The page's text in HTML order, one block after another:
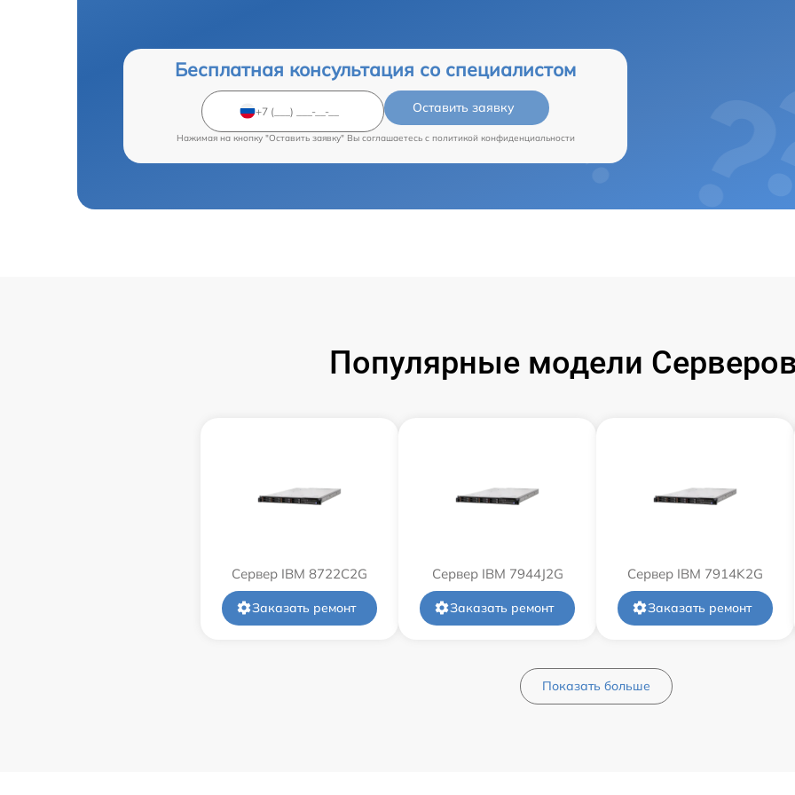
Бесплатная консультация со специалистом
Оставить заявку
Нажимая на кнопку "Оставить заявку" Вы соглашаетесь c политикой конфиденциальности
Популярные модели
Сервер IBM 8722C2G
Заказать ремонт
Сервер IBM 7944J2G
Заказать ремонт
Сервер IBM 7914K2G
Заказать ремонт
Показать больше